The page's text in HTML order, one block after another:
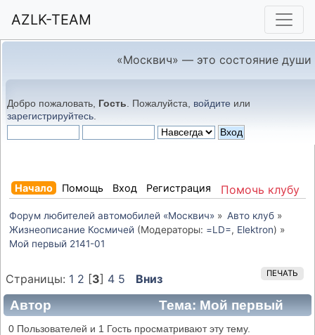
AZLK-TEAM
«Москвич» — это состояние души
Добро пожаловать, Гость . Пожалуйста, войдите или
зарегистрируйтесь
Помочь клубу
Начало Помощь Вход Регистрация
Форум любителей автомобилей «Москвич» » Авто клуб»
Жизнеописание Космичей (Модераторы: =LD=, Elektron) »
Мой первый 2141-01
ПЕЧАТЬ
Страницы: 1 2 [3] 4 5 Вниз
Автор
Тема: Мой первый
2141-01 (Прочитано 30988 раз)
0 Пользователей и 1 Гость просматривают эту тему.